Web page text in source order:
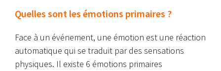
Quelles sont les émotions primaires ?
Face à un événement, une émotion est une réaction
automatique qui se traduit par des sensations
physiques. Il existe 6 émotions primaires